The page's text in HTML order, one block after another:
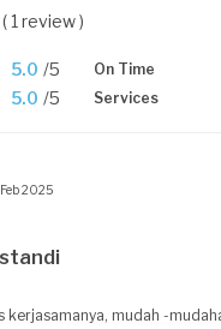
( 1 review )
5.0 /5 On Time
5.0 /5 Services
2025
kerjasamanya, mudah -